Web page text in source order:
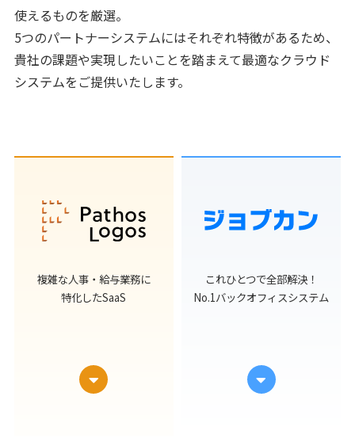
使えるものを厳選。
5つのパートナーシステムにはそれぞれ特徴があるため、
貴社の課題や実現したいことを踏まえて最適なクラウド
システムをご提供いたします。
複雑な人事・給与業務に
特化したSaaS
これひとつで全部解決！
No.1バックオフィスシステム